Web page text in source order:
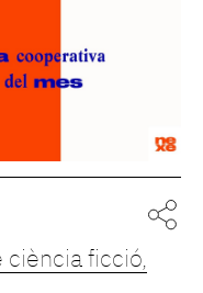
ciència ficció,